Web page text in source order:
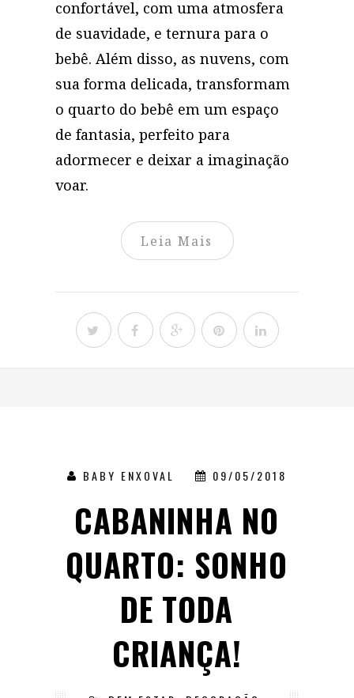
confortável, com uma atmosfera
de suavidade, e ternura para o
bebê. Além disso, as nuvens, com
sua forma delicada, transformam
o quarto do bebê em um espaço
de fantasia, perfeito para
adormecer e deixar a imaginação
voar.
Leia Mais
BABY ENXOVAL 09/05/2018
CABANINHA NO
QUARTO: SONHO
DE TODA
CRIANÇA!